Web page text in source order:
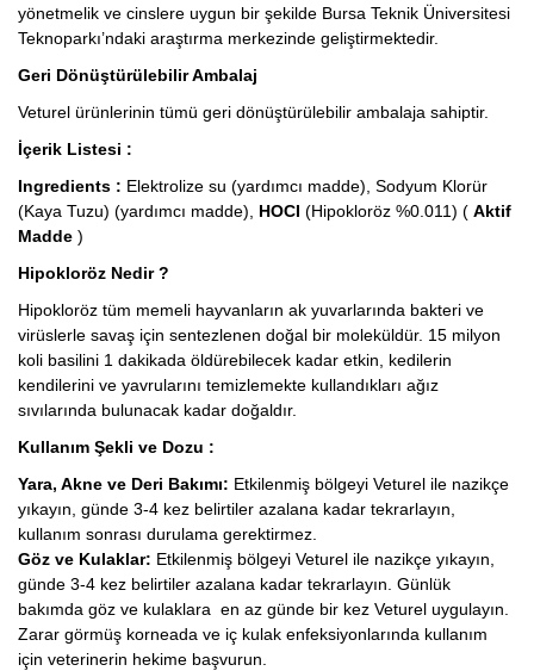
yönetmelik ve cinslere uygun bir şekilde Bursa Teknik Üniversitesi
Teknoparkı’ndaki araştırma merkezinde geliştirmektedir.
Geri Dönüştürülebilir Ambalaj
Veturel ürünlerinin tümü geri dönüştürülebilir ambalaja sahiptir.
İçerik Listesi :
Ingredients : Elektrolize su (yardımcı madde), Sodyum Klorür
(Kaya Tuzu) (yardımcı madde), HOCI (Hipokloröz %0.011) ( Aktif
Madde )
Hipokloröz Nedir ?
Hipokloröz tüm memeli hayvanların ak yuvarlarında bakteri ve
virüslerle savaş için sentezlenen doğal bir moleküldür. 15 milyon
koli basilini 1 dakikada öldürebilecek kadar etkin, kedilerin
kendilerini ve yavrularını temizlemekte kullandıkları ağız
sıvılarında bulunacak kadar doğaldır.
Kullanım Şekli ve Dozu :
Yara, Akne ve Deri Bakımı: Etkilenmiş bölgeyi Veturel ile nazikçe
yıkayın, günde 3-4 kez belirtiler azalana kadar tekrarlayın,
kullanım sonrası durulama gerektirmez.
Göz ve Kulaklar: Etkilenmiş bölgeyi Veturel ile nazikçe yıkayın,
günde 3-4 kez belirtiler azalana kadar tekrarlayın. Günlük
bakımda göz ve kulaklara en az günde bir kez Veturel uygulayın.
Zarar görmüş korneada ve iç kulak enfeksiyonlarında kullanım
için veterinerin hekime başvurun.